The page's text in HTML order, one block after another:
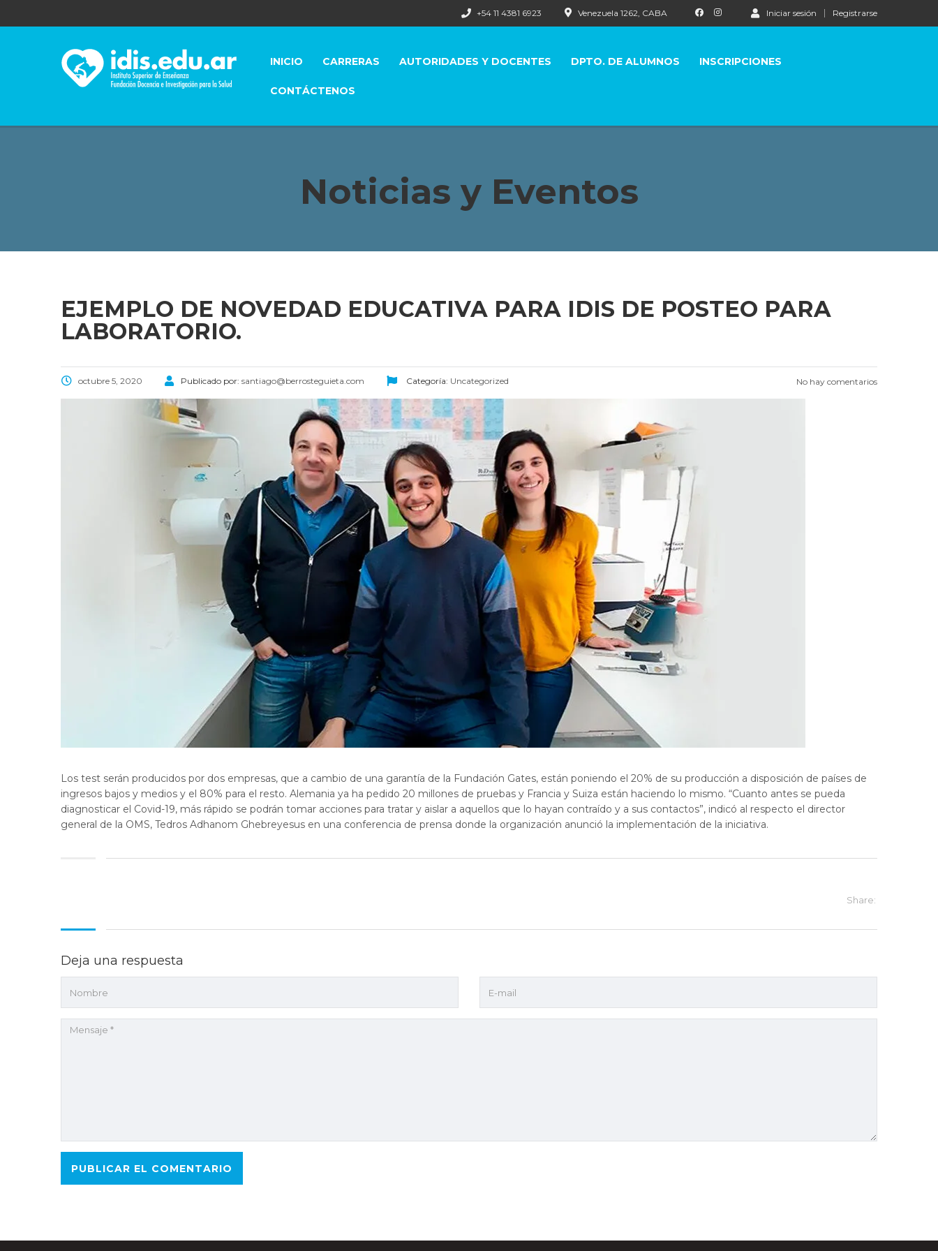
Iniciar sesión Registrarse
Venezuela 1262, CABA
+54 11 4381 6923
INICIO CARRERAS AUTORIDADES Y DOCENTES DPTO. DE ALUMNOS INSCRIPCIONES
CONTÁCTENOS
Noticias y Eventos
EJEMPLO DE NOVEDAD EDUCATIVA PARA IDIS DE POSTEO PARA
LABORATORIO.
octubre 5, 2020 Publicado por: santiago@berrosteguieta.com Categoría: Uncategorized No hay comentarios
Los test serán producidos por dos empresas, que a cambio de una garantía de la Fundación Gates, están poniendo el 20% de su producción a disposición de países de
ingresos bajos y medios y el 80% para el resto. Alemania ya ha pedido 20 millones de pruebas y Francia y Suiza están haciendo lo mismo. “Cuanto antes se pueda
diagnosticar el Covid-19, más rápido se podrán tomar acciones para tratar y aislar a aquellos que lo hayan contraído y a sus contactos”, indicó al respecto el director
general de la OMS, Tedros Adhanom Ghebreyesus en una conferencia de prensa donde la organización anunció la implementación de la iniciativa.
Share:
Deja una respuesta